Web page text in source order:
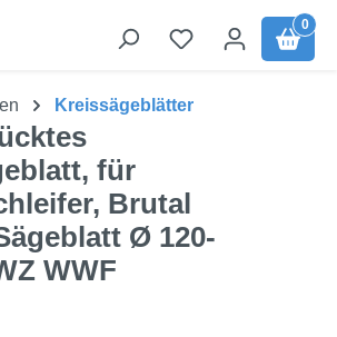
0
Kreissägeblätter
für
Brutal
Ø 120-
WWF